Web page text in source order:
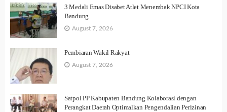
3 Medali Emas Disabet Atlet Menembak NPCI Kota
Bandung
August 7, 2026
Pembiaran Wakil Rakyat
August 7, 2026
Satpol PP Kabupaten Bandung Kolaborasi dengan
Perangkat Daerah Optimalkan Pengendalian Perizinan